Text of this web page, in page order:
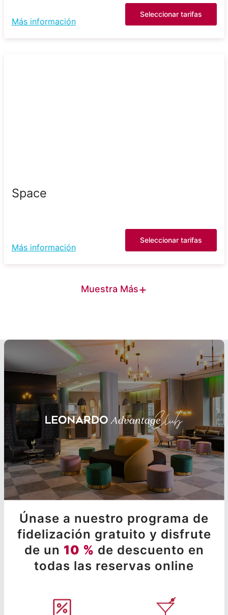
Más información
Seleccionar tarifas
Space
Más información
Seleccionar tarifas
Muestra Más+
Únase a nuestro programa de
fidelización gratuito y disfrute
de un 10 % de descuento en
todas las reservas online